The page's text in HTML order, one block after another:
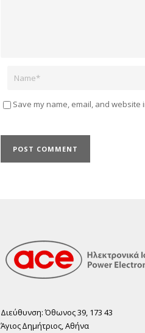
Save my name, email, and
Διεύθυνση: Όθωνος 39, 173 43
Άγιος ∆ηµήτριος, Αθήνα